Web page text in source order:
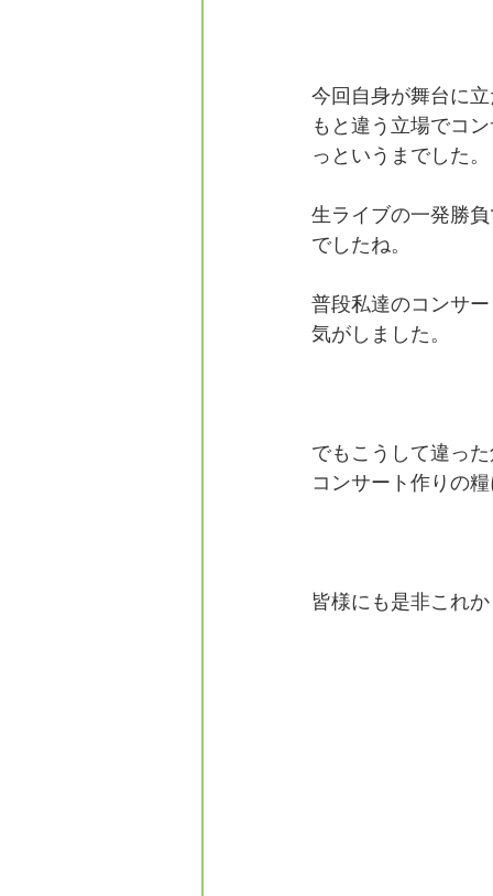
今回自身が舞台に
もと違う立場でコ
っというまでした。
生ライブの一発勝
でしたね。
普段私達のコンサ
気がしました。
でもこうして違っ
コンサート作りの
皆様にも是非これ